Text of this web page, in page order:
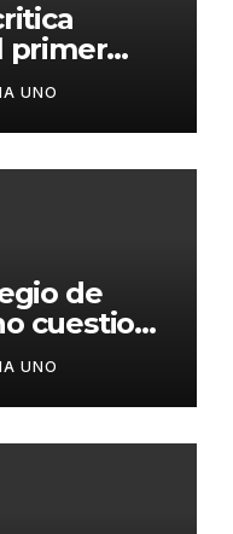
primer
de Keiko
UNO
de
cuestiona
UNO